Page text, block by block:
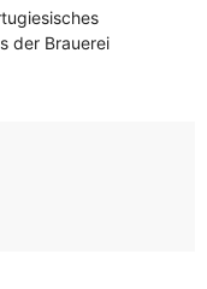
der Brauerei